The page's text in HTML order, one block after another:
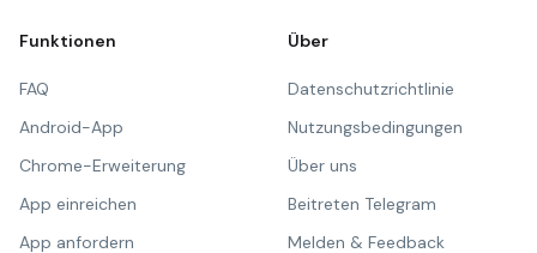
Funktionen
FAQ
Android-App
Chrome-Erweiterung
App einreichen
App anfordern
Über
Datenschutzrichtlinie
Nutzungsbedingungen
Über uns
Beitreten Telegram
Melden & Feedback